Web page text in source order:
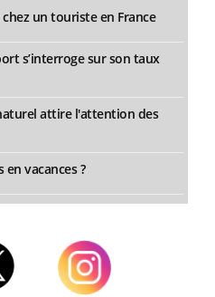
un touriste en France
s’interroge sur son taux
attire l'attention des
vacances ?